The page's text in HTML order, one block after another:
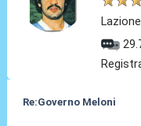
Re:Governo Meloni